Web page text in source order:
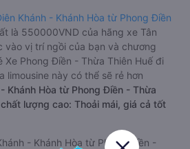
Khánh - Khánh Hòa từ Phong Điền
là 550000VND của hãng xe Tân
vào vị trí ngồi của bạn và chương
Xe Phong Điền - Thừa Thiên Huế đi
limousine này có thể sẽ rẻ hơn
Khánh Hòa từ Phong Điền - Thừa
lượng cao: Thoải mái, giá cả tốt
- Khánh Hòa từ Phong Điền -